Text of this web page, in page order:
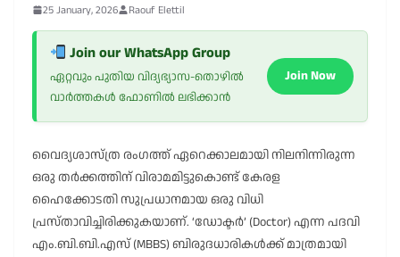
25 January, 2026 Raouf Elettil
Join our WhatsApp Group
ഏറ്റവും പുതിയ വിദ്യഭ്യാസ-തൊഴിൽ
വാർത്തകൾ ഫോണിൽ ലഭിക്കാൻ
Join Now
വൈദ്യശാസ്ത്ര രംഗത്ത് ഏറെക്കാലമായി നിലനിന്നിരുന്ന
ഒരു തർക്കത്തിന് വിരാമമിട്ടുകൊണ്ട് കേരള
ഹൈക്കോടതി സുപ്രധാനമായ ഒരു വിധി
പ്രസ്താവിച്ചിരിക്കുകയാണ്. ‘ഡോക്ടർ’ (Doctor) എന്ന പദവി
എം.ബി.ബി.എസ് (MBBS) ബിരുദധാരികൾക്ക് മാത്രമായി